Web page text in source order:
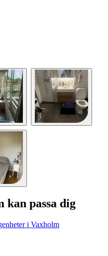
kan passa dig
i Vaxholm